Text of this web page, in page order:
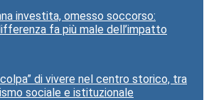
investita, omesso soccorso:
fa più male dell’impatto
di vivere nel centro storico, tra
sociale e istituzionale